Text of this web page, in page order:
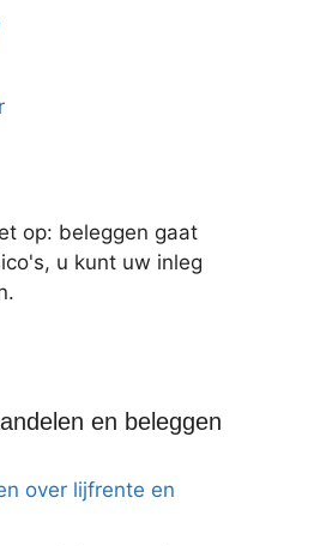
op: beleggen gaat
u kunt uw inleg
en beleggen
over lijfrente en